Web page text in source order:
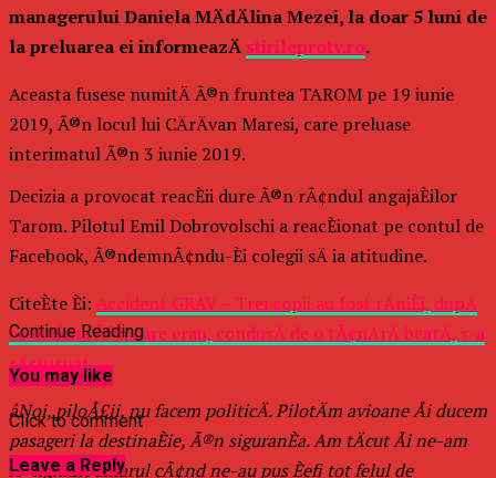
managerului Daniela MÄdÄlina Mezei, la doar 5 luni de
la preluarea ei informeazÄ stirileprotv.ro.
Aceasta fusese numitÄ Ã®n fruntea TAROM pe 19 iunie
2019, Ã®n locul lui CÄrÄvan Maresi, care preluase
interimatul Ã®n 3 iunie 2019.
Decizia a provocat reacÈii dure Ã®n rÃ¢ndul angajaÈilor
Tarom. Pilotul Emil Dobrovolschi a reacÈionat pe contul de
Facebook, Ã®ndemnÃ¢ndu-Èi colegii sÄ ia atitudine.
CiteÈte Èi: Accident GRAV – Trei copii au fost rÄniÈi, dupÄ
ce maÈina Ã®n care erau, condusÄ de o tÃ¢nÄrÄ beatÄ, s-a
rÄsturnat
âNoi, piloÅ£ii, nu facem politicÄ. PilotÄm avioane Åi ducem
pasageri la destinaÈie, Ã®n siguranÈa. Am tÄcut Åi ne-am
Ã®nghiÈit amarul cÃ¢nd ne-au pus Èefi tot felul de
Continue Reading
You may like
Click to comment
Leave a Reply